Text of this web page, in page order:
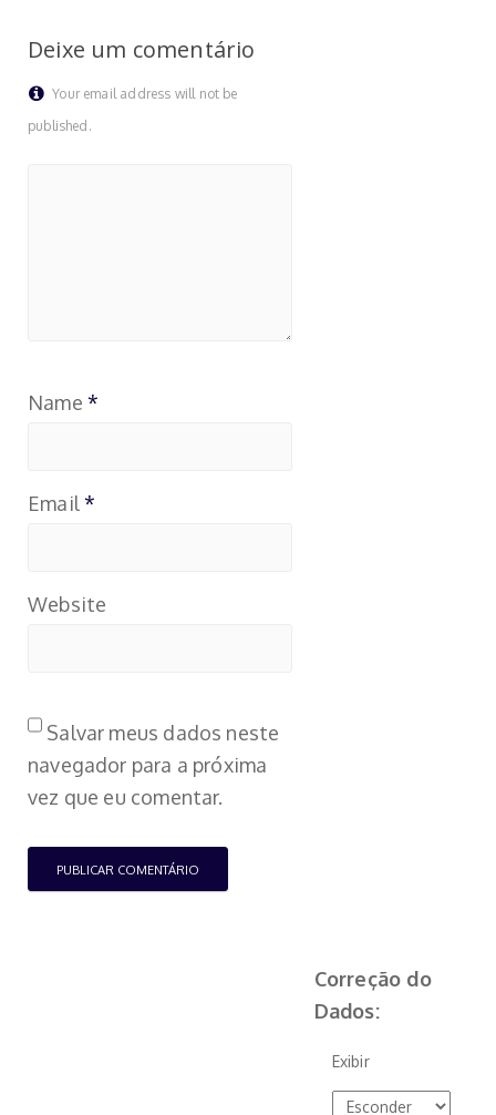
Deixe um comentário
Your email address will not be
published.
Name *
Email*
Website
Salvar meus dados neste
navegador para a próxima
vez que eu comentar.
Correção do
Dados:
Exibir